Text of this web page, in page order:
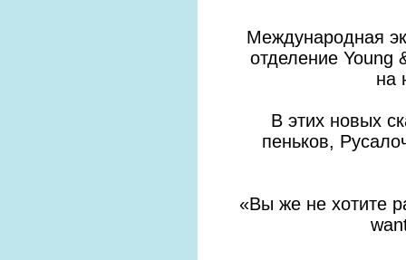
Международная
отделение Young
на
В этих новых
пеньков,
«Вы же не хотите